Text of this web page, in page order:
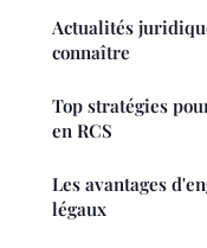
Actualités
connaître
Top stratégies
en RCS
Les avantages
légaux